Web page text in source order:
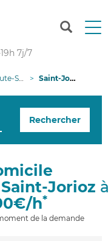
T
n
g
i
7j/7
Savoie Saint-Jorioz
Rechercher
Jorioz à
h*
de la demande